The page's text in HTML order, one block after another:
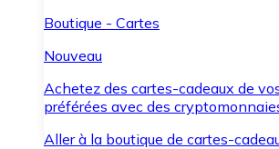
Boutique - Cartes
Nouveau
Achetez des cartes-cadeaux de
préférées avec des
Aller à la boutique de cartes-